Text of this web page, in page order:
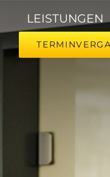
LEISTUNGEN